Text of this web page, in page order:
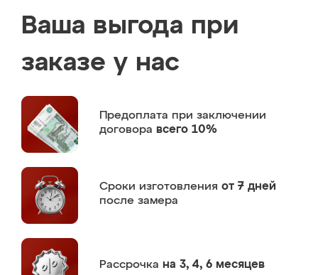
Ваша выгода при
заказе у нас
Предоплата при заключении
договора всего 10%
Сроки изготовления от 7 дней
после замера
Рассрочка на 3, 4, 6 месяцев